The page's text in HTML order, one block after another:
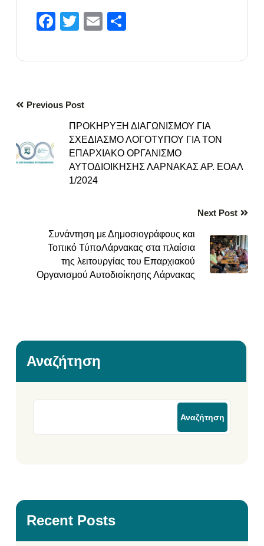
Facebook
Twitter
Email
Previous Post
ΠΡΟΚΗΡΥΞΗ ΔΙΑΓΩΝΙΣΜΟΥ ΓΙΑ
ΣΧΕΔΙΑΣΜΟ ΛΟΓΟΤΥΠΟΥ ΓΙΑ ΤΟΝ
ΕΠΑΡΧΙΑΚΟ ΟΡΓΑΝΙΣΜΟ
ΑΥΤΟΔΙΟΙΚΗΣΗΣ ΛΑΡΝΑΚΑΣ ΑΡ. ΕΟΑΛ
1/2024
Next Post
Συνάντηση με Δημοσιογράφους και
Τοπικό ΤύποΛάρνακας στα πλαίσια
της λειτουργίας του Επαρχιακού
Οργανισμού Αυτοδιοίκησης Λάρνακας
Αναζήτηση
Αναζήτηση
Recent Posts